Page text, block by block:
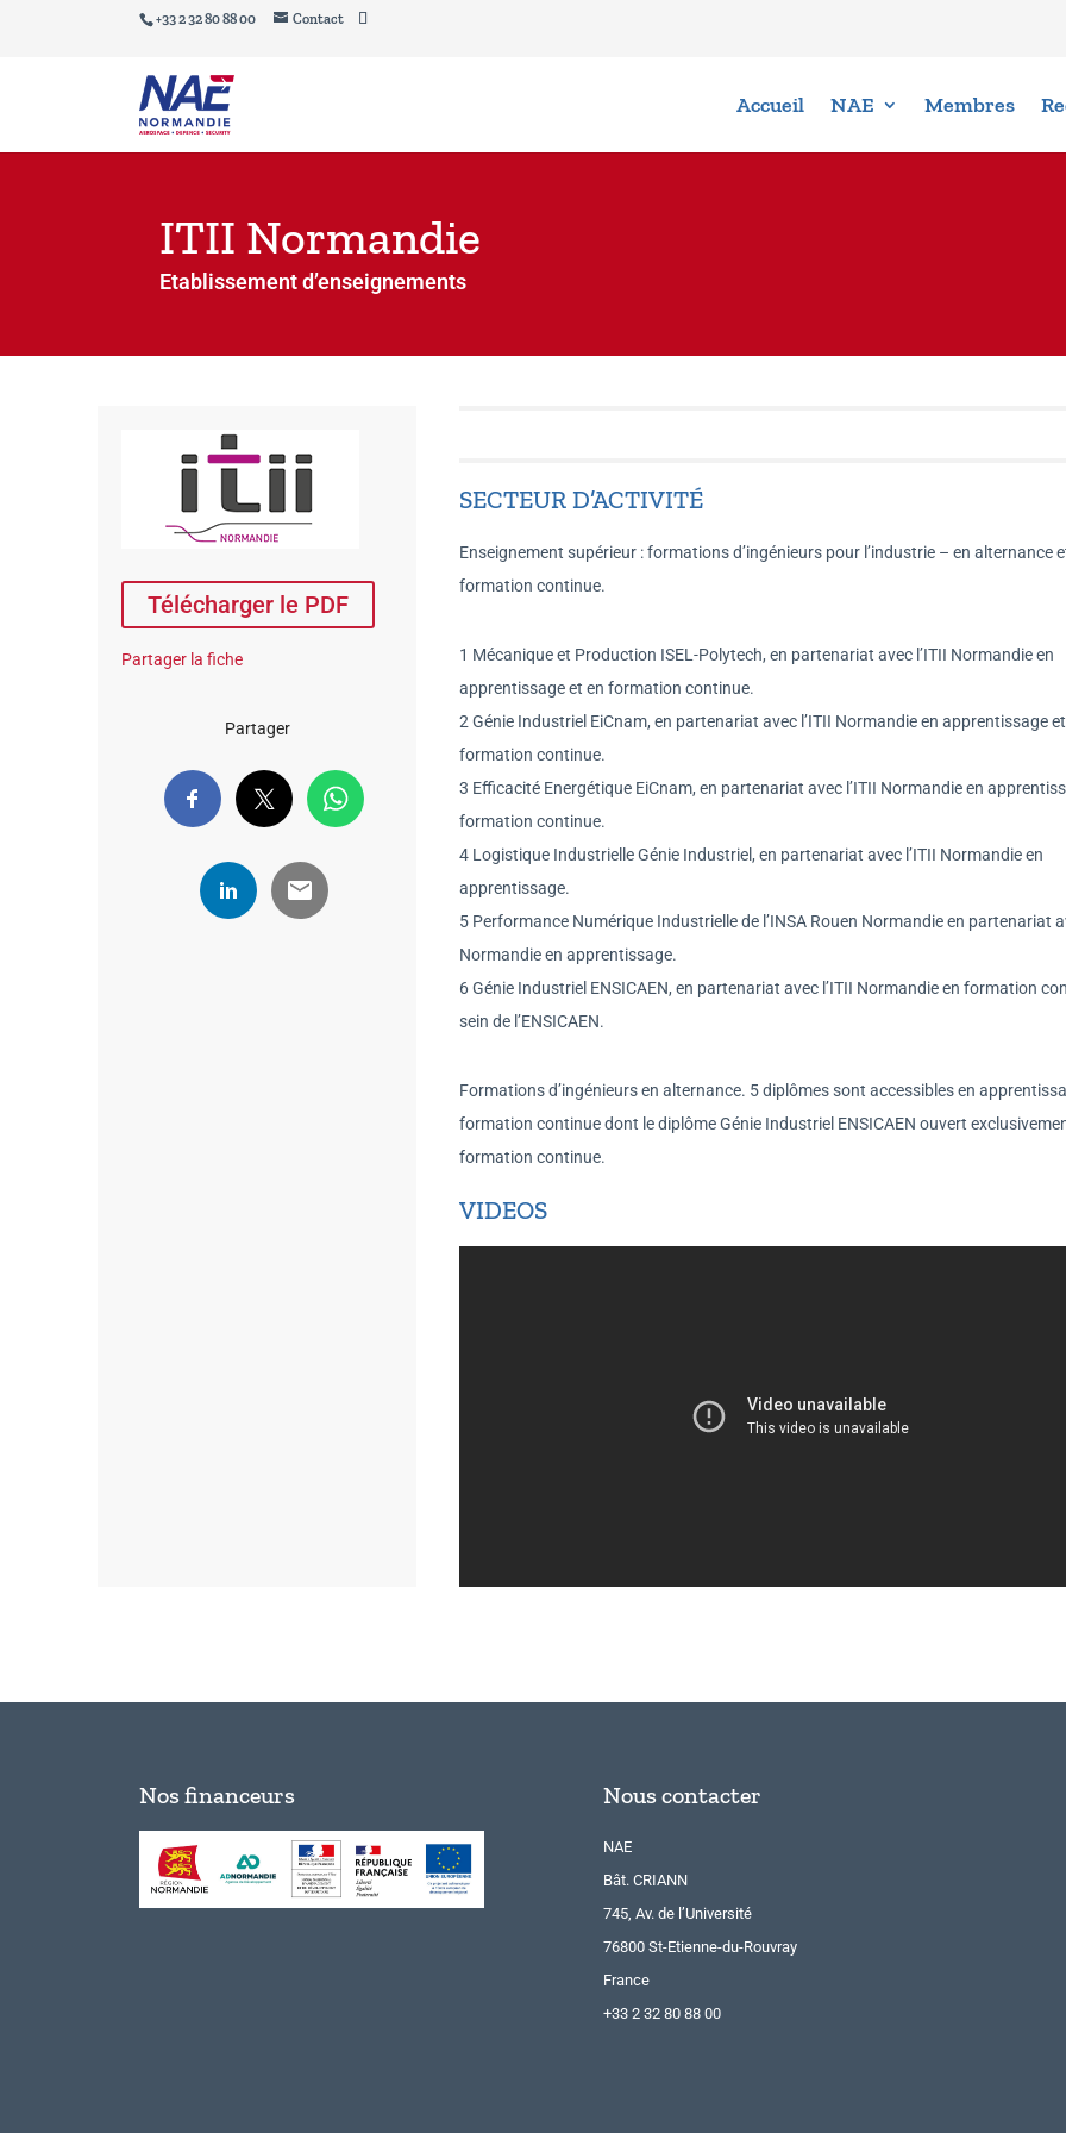
+33 2 32 80 88 00 Contact
Accueil NAE Membres
ITII Normandie
Etablissement d’enseignements
Télécharger le PDF
Partager la fiche
Partager
SECTEUR D’ACTIVITÉ
Enseignement supérieur : formations d’ingénieurs pour l’industrie – en alternance
formation continue.
1 Mécanique et Production ISEL-Polytech, en partenariat avec l’ITII Normandie en
apprentissage et en formation continue.
2 Génie Industriel EiCnam, en partenariat avec l’ITII Normandie en apprentissage
formation continue.
3 Efficacité Energétique EiCnam, en partenariat avec l’ITII Normandie en
formation continue.
4 Logistique Industrielle Génie Industriel, en partenariat avec l’ITII Normandie en
apprentissage.
5 Performance Numérique Industrielle de l’INSA Rouen Normandie en partenariat
Normandie en apprentissage.
6 Génie Industriel ENSICAEN, en partenariat avec l’ITII Normandie en formation
sein de l’ENSICAEN.
Formations d’ingénieurs en alternance. 5 diplômes sont accessibles en
formation continue dont le diplôme Génie Industriel ENSICAEN ouvert
formation continue.
VIDEOS
Nos financeurs Nous contacter
NAE
Bât. CRIANN
745, Av. de l’Université
76800 St-Etienne-du-Rouvray
France
+33 2 32 80 88 00